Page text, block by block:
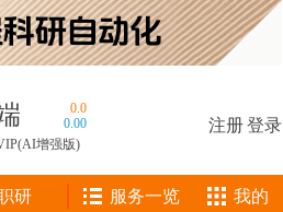
0.0
0.00
增强版)
注册登录
研 服务一览 我的